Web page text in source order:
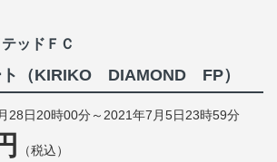
ッドＦＣ
ト（KIRIKO DIAMOND FP）
28日20時00分～2021年7月5日23時59分
（税込）